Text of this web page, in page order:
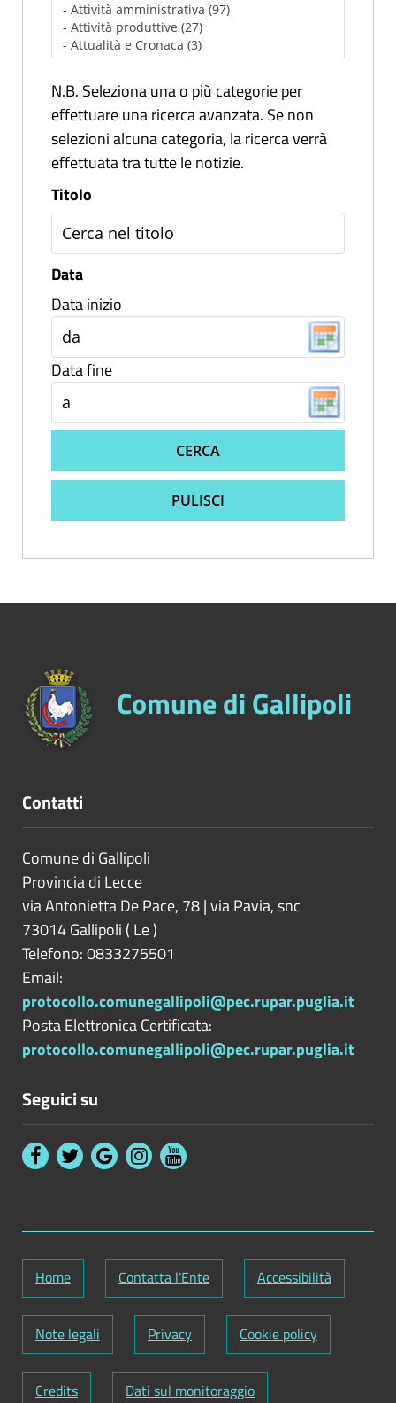
N.B. Seleziona una o più categorie per
effettuare una ricerca avanzata. Se non
selezioni alcuna categoria, la ricerca verrà
effettuata tra tutte le notizie.
Titolo
Data
Data inizio
Data fine
CERCA
PULISCI
Comune di Gallipoli
Contatti
Comune di Gallipoli
Provincia di Lecce
via Antonietta De Pace, 78 | via Pavia, snc
73014Gallipoli ( Le)
Telefono: 0833275501
Email:
protocollo.comunegallipoli@pec.rupar.puglia.it
Posta Elettronica Certificata:
protocollo.comunegallipoli@pec.rupar.puglia.it
Seguici su
Home Contatta l'Ente Accessibilità
Note legali Privacy Cookie policy
Credits Dati sul monitoraggio